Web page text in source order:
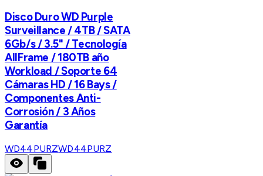
Disco Duro WD Purple
Surveillance / 4TB / SATA
6Gb/s / 3.5" / Tecnología
AllFrame / 180TB año
Workload / Soporte 64
Cámaras HD / 16 Bays /
Componentes Anti-
Corrosión / 3 Años
Garantía
WD44PURZWD44PURZ